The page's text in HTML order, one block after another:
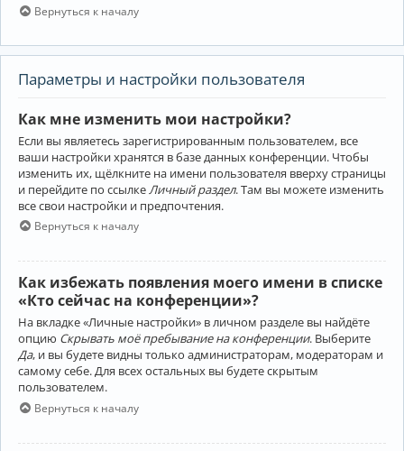
Вернуться к началу
Параметры и настройки пользователя
Как мне изменить мои настройки?
Если вы являетесь зарегистрированным пользователем, все
ваши настройки хранятся в базе данных конференции. Чтобы
изменить их, щёлкните на имени пользователя вверху страницы
и перейдите по ссылке Личный раздел. Там вы можете изменить
все свои настройки и предпочтения.
Вернуться к началу
Как избежать появления моего имени в списке
«Кто сейчас на конференции»?
На вкладке «Личные настройки» в личном разделе вы найдёте
опцию Скрывать моё пребывание на конференции. Выберите
Да, и вы будете видны только администраторам, модераторам и
самому себе. Для всех остальных вы будете скрытым
пользователем.
Вернуться к началу